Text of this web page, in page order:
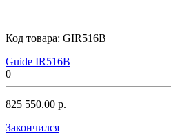
Код товара: GIR516B
Guide IR516B
0
825 550.00 р.
Закончился